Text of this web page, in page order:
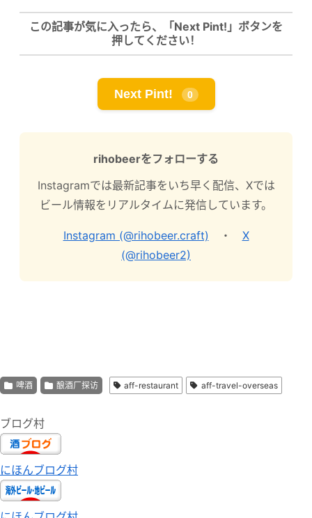
この記事が気に入ったら、「Next Pint!」ボタンを
押してください！
Next Pint! 0
rihobeerをフォローする
Instagramでは最新記事をいち早く配信、Xでは
ビール情報をリアルタイムに発信しています。
Instagram (@rihobeer.craft) ・ X
(@rihobeer2)
啤酒 酿酒厂探访 aff-restaurant aff-travel-overseas
ブログ村
にほんブログ村